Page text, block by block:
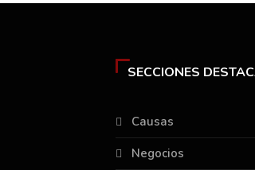
SECCIONES
Causas
Negocios